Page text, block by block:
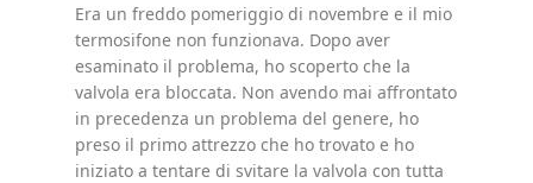
Era un freddo pomeriggio di novembre e il mio
termosifone non funzionava. Dopo aver
esaminato il problema, ho scoperto che la
valvola era bloccata. Non avendo mai affrontato
in precedenza un problema del genere, ho
preso il primo attrezzo che ho trovato e ho
iniziato a tentare di svitare la valvola con tutta